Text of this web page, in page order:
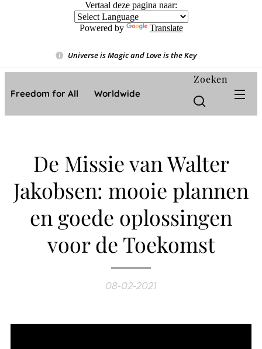
Vertaal deze pagina naar:
Powered by Translate
Universe is Magic and Love is the Key❤️
Freedom for All ❤️ Worldwide
Zoeken
De Missie van Walter
Jakobsen: mooie plannen
en goede oplossingen
voor de Toekomst
08-02-2021